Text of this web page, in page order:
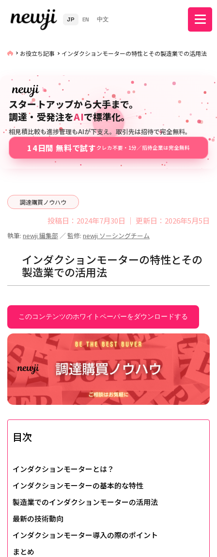
JP EN 中文
お役立ち記事 インダクションモーターの特性とその製造業での活用法
スタートアップから大手まで。
調達・受発注をAIで標準化。
相見積比較も進捗管理もAIが下支え。取引先は招待で完全無料。
14日間 無料で試す クレカ不要・1分／招待企業は完全無料
調達購買ノウハウ
投稿日：2024年7月30日 ｜ 更新日：2026年5月5日
執筆: newji 編集部 ／ 監修: newji ソーシングチーム
インダクションモーターの特性とその
製造業での活用法
このコンテンツのホワイトペーパーをダウンロードする
目次
インダクションモーターとは？
インダクションモーターの基本的な特性
製造業でのインダクションモーターの活用法
最新の技術動向
インダクションモーター導入の際のポイント
まとめ